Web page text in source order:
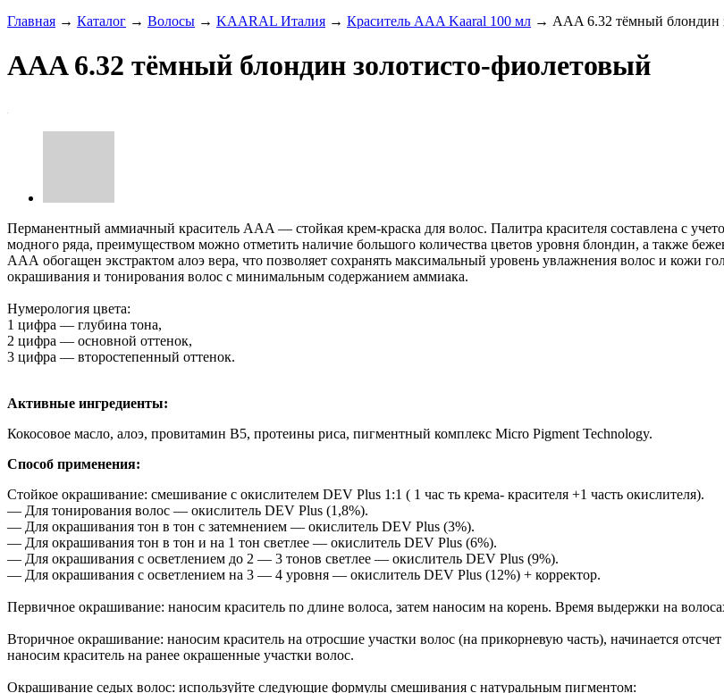
Главная → Каталог → Волосы → KAARAL Италия → Краситель AAA Kaaral 100 мл → AAA 6.32 тёмный блондин
AAA 6.32 тёмный блондин золотисто-фиолетовый
Перманентный аммиачный краситель AAA — стойкая крем-краска для волос. Палитра красителя составлена с
модного ряда, преимуществом можно отметить наличие большого количества цветов уровня блондин, а также
ААА обогащен экстрактом алоэ вера, что позволяет сохранять максимальный уровень увлажнения волос и кожи
окрашивания и тонирования волос с минимальным содержанием аммиака.
Нумерология цвета:
1 цифра — глубина тона,
2 цифра — основной оттенок,
3 цифра — второстепенный оттенок.
Активные ингредиенты:
Кокосовое масло, алоэ, провитамин В5, протеины риса, пигментный комплекс Micro Pigment Technology.
Способ применения:
Стойкое окрашивание: смешивание с окислителем DEV Plus 1:1 ( 1 час ть крема- красителя +1 часть окислителя).
— Для тонирования волос — окислитель DEV Plus (1,8%).
— Для окрашивания тон в тон с затемнением — окислитель DEV Plus (3%).
— Для окрашивания тон в тон и на 1 тон светлее — окислитель DEV Plus (6%).
— Для окрашивания с осветлением до 2 — 3 тонов светлее — окислитель DEV Plus (9%).
— Для окрашивания с осветлением на 3 — 4 уровня — окислитель DEV Plus (12%) + корректор.
Первичное окрашивание: наносим краситель по длине волоса, затем наносим на корень. Время выдержки на
Вторичное окрашивание: наносим краситель на отросшие участки волос (на прикорневую часть), начинается
наносим краситель на ранее окрашенные участки волос.
Окрашивание седых волос: используйте следующие формулы смешивания с натуральным пигментом: